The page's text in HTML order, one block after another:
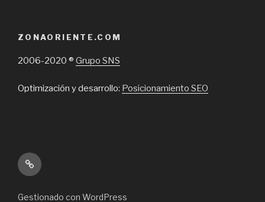
Chile”
ZONAORIENTE.COM
2006-2020 ® Grupo SNS
Optimización y desarrollo: Posicionamiento SEO
Inicio
Gestionado con WordPress